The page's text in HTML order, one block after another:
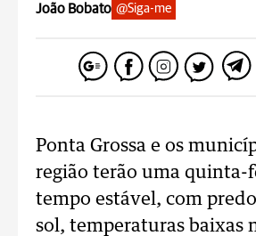
João Bobato @Siga-me
Ponta Grossa e os
região terão uma quinta-
tempo estável, com
sol, temperaturas baixas